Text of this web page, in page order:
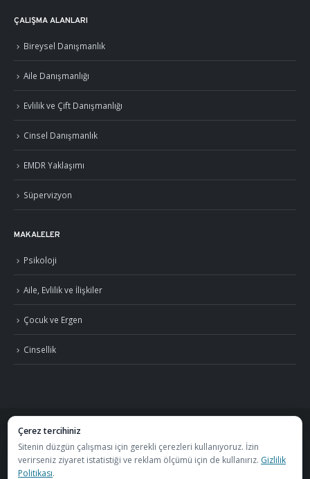
ÇALIŞMA ALANLARI
Bireysel Danışmanlık
Aile Danışmanlığı
Evlilik ve Çift Danışmanlığı
Cinsel Danışmanlık
EMDR Yaklaşımı
Süpervizyon
MAKALELER
Psikoloji
Aile, Evlilik ve İlişkiler
Çocuk ve Ergen
Cinsellik
©2026 Uzm. Psk. Kemal Özcan. Tüm hakları saklıdır. · Gizlilik Politikası ve KVKK
S.S.S.
Çerez tercihiniz
Sitenin düzgün çalışması için gerekli çerezleri kullanıyoruz. İzin
verirseniz ziyaret istatistiği ve reklam ölçümü için de kullanırız. Gizlilik
Politikası.